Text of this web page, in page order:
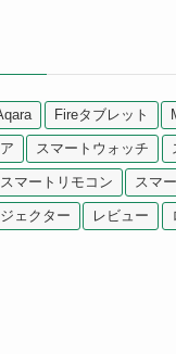
Fireタブレット
スマートウォッチ
スマートリモコン スマ
ェクター レビュー